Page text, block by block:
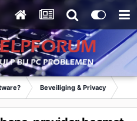
Beveiliging & Privacy